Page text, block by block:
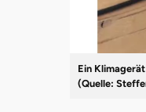
Ein
(Quelle: